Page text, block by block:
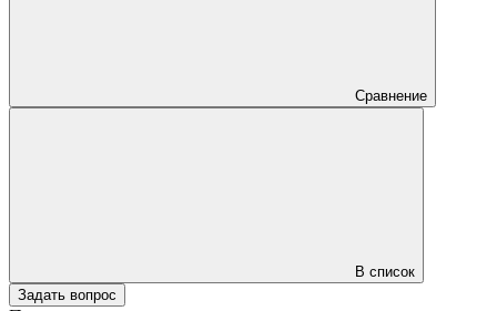
Сравнение
В список
Задать вопрос